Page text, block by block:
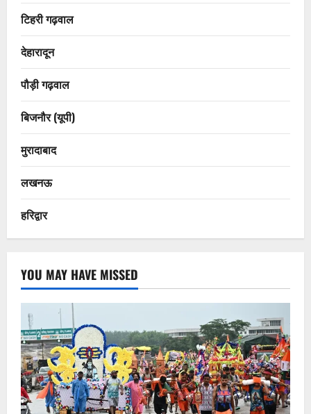
टिहरी गढ़वाल
देहारादून
पौड़ी गढ़वाल
बिजनौर (यूपी)
मुरादाबाद
लखनऊ
हरिद्वार
YOU MAY HAVE MISSED